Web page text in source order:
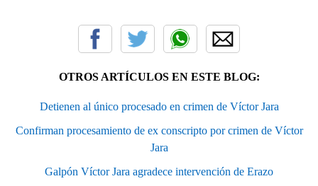
OTROS ARTÍCULOS EN ESTE BLOG:
Detienen al único procesado en crimen de Víctor Jara
Confirman procesamiento de ex conscripto por crimen de Víctor
Jara
Galpón Víctor Jara agradece intervención de Erazo